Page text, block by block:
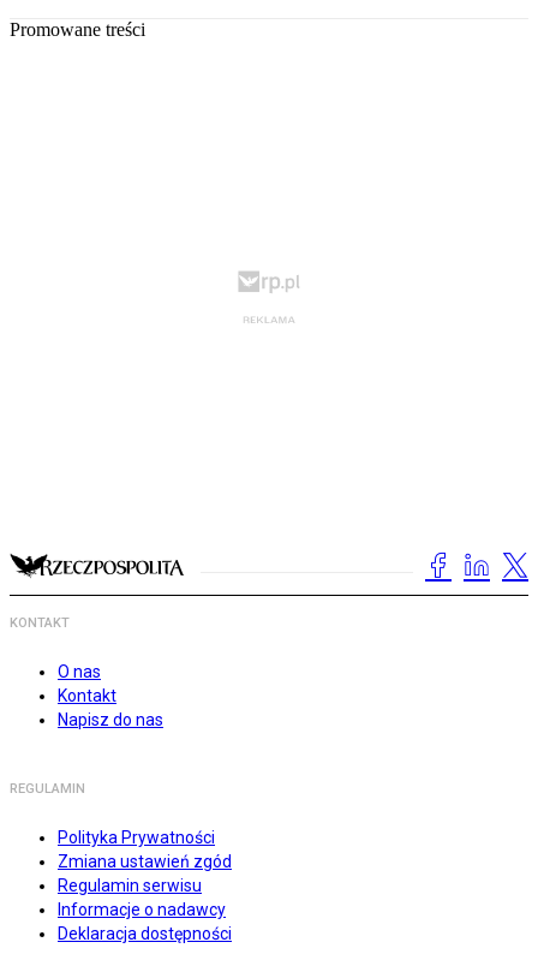
Promowane treści
KONTAKT
O nas
Kontakt
Napisz do nas
REGULAMIN
Polityka Prywatności
Zmiana ustawień zgód
Regulamin serwisu
Informacje o nadawcy
Deklaracja dostępności